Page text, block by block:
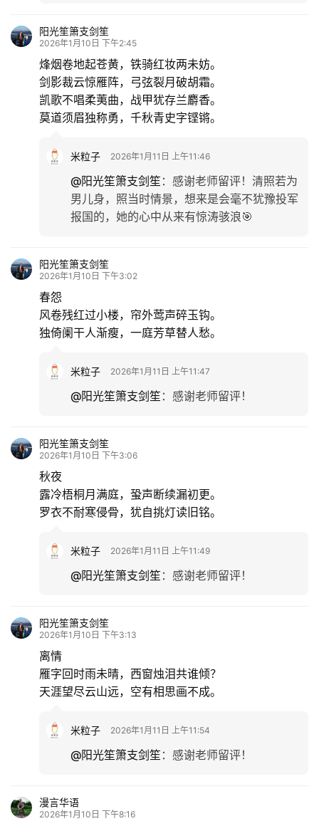
阳光笙箫支剑笙
2026年1月10日 下午2:45
烽烟卷地起苍黄，铁骑红妆两未妨。
剑影裁云惊雁阵，弓弦裂月破胡霜。
凯歌不唱柔荑曲，战甲犹存兰麝香。
莫道须眉独称勇，千秋青史字铿锵。
米粒子 2026年1月11日 上午11:46
@阳光笙箫支剑笙 ： 感谢老师留评！清照若为
男儿身，照当时情景，想来是会毫不犹豫投军
报国的，她的心中从来有惊涛骇浪🎯
阳光笙箫支剑笙
2026年1月10日 下午3:02
‌春怨
风卷残红过小楼，帘外莺声碎玉钩。
独倚阑干人渐瘦，一庭芳草替人愁。
米粒子 2026年1月11日 上午11:47
@阳光笙箫支剑笙 ： 感谢老师留评！
阳光笙箫支剑笙
2026年1月10日 下午3:06
‌秋夜
露冷梧桐月满庭，蛩声断续漏初更。
罗衣不耐寒侵骨，犹自挑灯读旧铭。
米粒子 2026年1月11日 上午11:49
@阳光笙箫支剑笙 ： 感谢老师留评！
阳光笙箫支剑笙
2026年1月10日 下午3:13
离情
雁字回时雨未晴，西窗烛泪共谁倾？
天涯望尽云山远，空有相思画不成。
米粒子 2026年1月11日 上午11:54
@阳光笙箫支剑笙 ： 感谢老师留评！
漫言华语
2026年1月10日 下午8:16